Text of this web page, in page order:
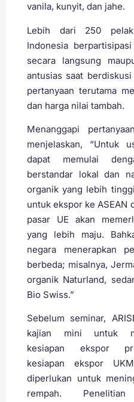
vanila, kunyit, dan jahe.
Lebih dari 250
Indonesia
secara langsung
antusias saat
pertanyaan terutama
dan harga nilai tambah.
Menanggapi
menjelaskan, “Untuk
dapat memulai
berstandar lokal dan
organik yang lebih
untuk ekspor ke ASEAN
pasar UE akan
yang lebih maju.
negara menerapkan
berbeda; misalnya,
organik Naturland,
Bio Swiss.”
Sebelum seminar,
kajian mini untuk
kesiapan ekspor
kesiapan ekspor
diperlukan untuk
rempah.